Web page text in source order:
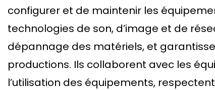
configurer et de maintenir les
technologies de son, d’image et de
dépannage des matériels, et
productions. Ils collaborent avec les
l’utilisation des équipements,